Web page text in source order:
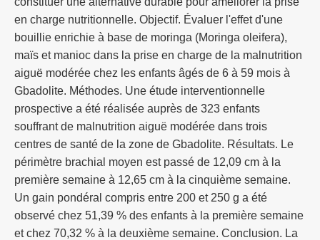
en charge nutritionnelle. Objectif. Évaluer l'effet d'une
bouillie enrichie à base de moringa (Moringa oleifera),
maïs et manioc dans la prise en charge de la malnutrition
aiguë modérée chez les enfants âgés de 6 à 59 mois à
Gbadolite. Méthodes. Une étude interventionnelle
prospective a été réalisée auprès de 323 enfants
souffrant de malnutrition aiguë modérée dans trois
centres de santé de la zone de Gbadolite. Résultats. Le
périmètre brachial moyen est passé de 12,09 cm à la
première semaine à 12,65 cm à la cinquième semaine.
Un gain pondéral compris entre 200 et 250 g a été
observé chez 51,39 % des enfants à la première semaine
et chez 70,32 % à la deuxième semaine. Conclusion. La